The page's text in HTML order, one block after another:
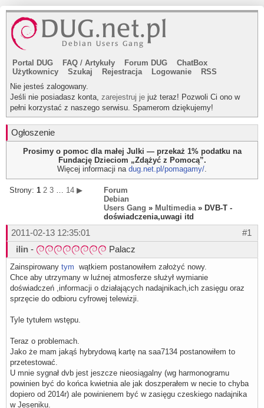
Portal DUG FAQ / Artykuły Forum DUG
ChatBox
Użytkownicy
Szukaj Rejestracja Logowanie
RSS
Nie jesteś zalogowany.
Jeśli nie posiadasz konta, zarejestruj je już teraz! Pozwoli Ci ono w
pełni korzystać z naszego serwisu. Spamerom dziękujemy!
Ogłoszenie
Prosimy o pomoc dla małej Julki — przekaż 1% podatku na
Fundację Dzieciom „Zdążyć z Pomocą”.
Więcej informacji na dug.net.pl/pomagamy/.
Strony: 1 2 3 … 14 ▶
Forum
Debian
Users Gang » Multimedia» DVB-T -
doświadczenia,uwagi itd
#1
2011-02-13 12:35:01
ilin - Palacz
Zainspirowany tym wątkiem postanowiłem założyć nowy.
Chce aby utrzymany w luźnej atmosferze służył wymianie
doświadczeń ,informacji o działających nadajnikach,ich zasięgu oraz
sprzęcie do odbioru cyfrowej telewizji.
Tyle tytułem wstępu.
Teraz o problemach.
Jako że mam jakąś hybrydową kartę na saa7134 postanowiłem to
przetestować.
U mnie sygnał dvb jest jeszcze nieosiągalny (wg harmonogramu
powinien być do końca kwietnia ale jak doszperałem w necie to chyba
dopiero od 2014r) ale powinienem być w zasięgu czeskiego nadajnika
w Jeseniku.